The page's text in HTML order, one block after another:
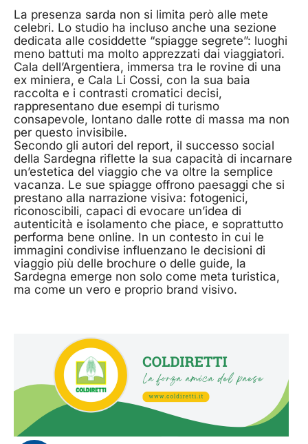
La presenza sarda non si limita però alle mete
celebri. Lo studio ha incluso anche una sezione
dedicata alle cosiddette “spiagge segrete”: luoghi
meno battuti ma molto apprezzati dai viaggiatori.
Cala dell’Argentiera, immersa tra le rovine di una
ex miniera, e Cala Li Cossi, con la sua baia
raccolta e i contrasti cromatici decisi,
rappresentano due esempi di turismo
consapevole, lontano dalle rotte di massa ma non
per questo invisibile.
Secondo gli autori del report, il successo social
della Sardegna riflette la sua capacità di incarnare
un’estetica del viaggio che va oltre la semplice
vacanza. Le sue spiagge offrono paesaggi che si
prestano alla narrazione visiva: fotogenici,
riconoscibili, capaci di evocare un’idea di
autenticità e isolamento che piace, e soprattutto
performa bene online. In un contesto in cui le
immagini condivise influenzano le decisioni di
viaggio più delle brochure o delle guide, la
Sardegna emerge non solo come meta turistica,
ma come un vero e proprio brand visivo.